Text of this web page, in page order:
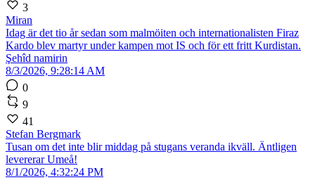
3
Miran
Idag är det tio år sedan som malmöiten och internationalisten Firaz
Kardo blev martyr under kampen mot IS och för ett fritt Kurdistan.
Şehîd namirin
8/3/2026, 9:28:14 AM
0
9
41
Stefan Bergmark
Tusan om det inte blir middag på stugans veranda ikväll. Äntligen
levererar Umeå!
8/1/2026, 4:32:24 PM